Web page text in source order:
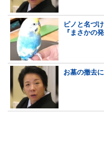
ピノと名づ
『まさかの
お墓の撤去